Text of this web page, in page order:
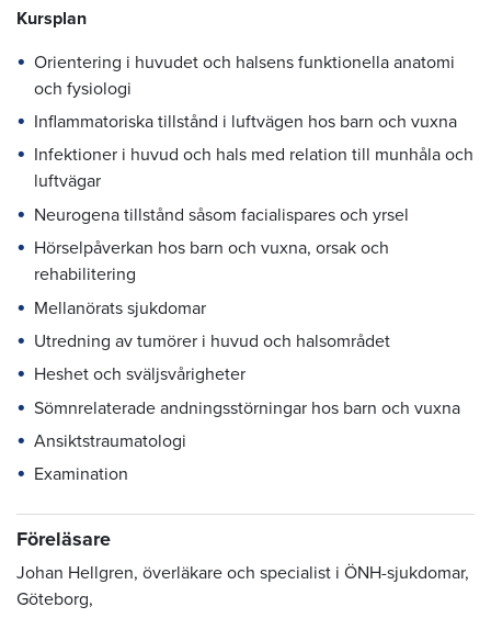
Kursplan
Orientering i huvudet och halsens funktionella anatomi
och fysiologi
Inflammatoriska tillstånd i luftvägen hos barn och vuxna
Infektioner i huvud och hals med relation till munhåla och
luftvägar
Neurogena tillstånd såsom facialispares och yrsel
Hörselpåverkan hos barn och vuxna, orsak och
rehabilitering
Mellanörats sjukdomar
Utredning av tumörer i huvud och halsområdet
Heshet och sväljsvårigheter
Sömnrelaterade andningsstörningar hos barn och vuxna
Ansiktstraumatologi
Examination
Föreläsare
Johan Hellgren, överläkare och specialist i ÖNH-sjukdomar,
Göteborg,